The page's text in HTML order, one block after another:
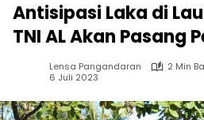
Antisipasi Laka di
TNI AL Akan Pasang
Lensa Pangandaran
2 Min
6 Juli 2023